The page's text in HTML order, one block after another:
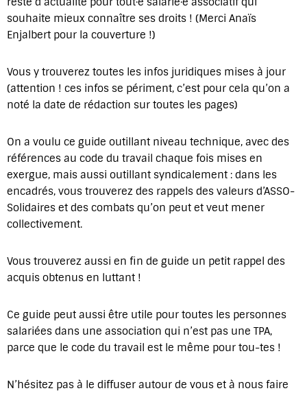
souhaite mieux connaître ses droits ! (Merci Anaïs
Enjalbert pour la couverture !)
Vous y trouverez toutes les infos juridiques mises à jour
(attention ! ces infos se périment, c’est pour cela qu’on a
noté la date de rédaction sur toutes les pages)
On a voulu ce guide outillant niveau technique, avec des
références au code du travail chaque fois mises en
exergue, mais aussi outillant syndicalement : dans les
encadrés, vous trouverez des rappels des valeurs d’ASSO-
Solidaires et des combats qu’on peut et veut mener
collectivement.
Vous trouverez aussi en fin de guide un petit rappel des
acquis obtenus en luttant !
Ce guide peut aussi être utile pour toutes les personnes
salariées dans une association qui n’est pas une TPA,
parce que le code du travail est le même pour tou-tes !
N’hésitez pas à le diffuser autour de vous et à nous faire